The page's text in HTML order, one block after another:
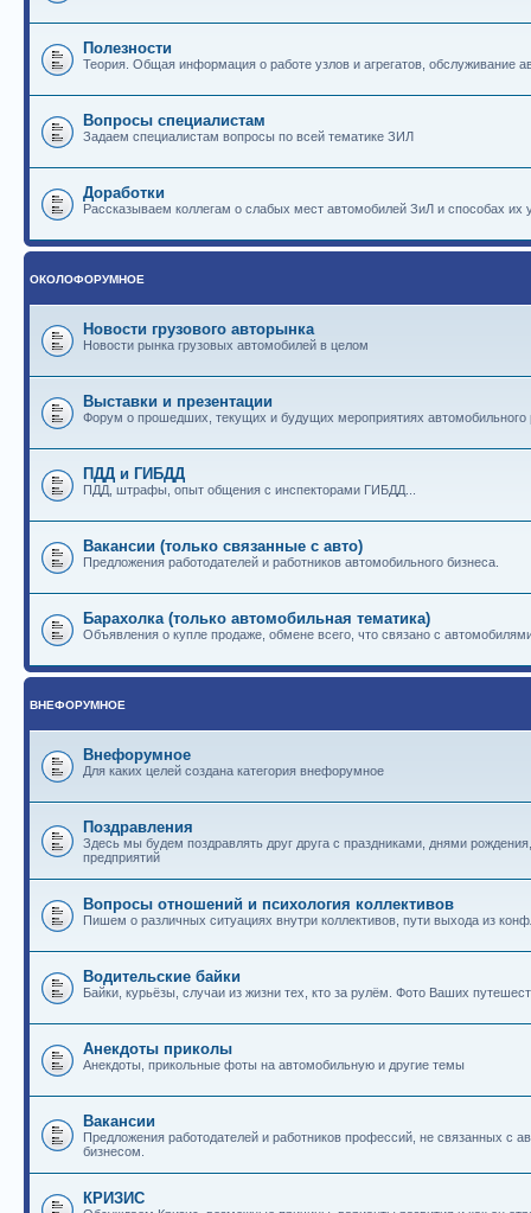
Полезности
Теория. Общая информация о работе узлов и агрегатов, обслуживание
Вопросы специалистам
Задаем специалистам вопросы по всей тематике ЗИЛ
Доработки
Рассказываем коллегам о слабых мест автомобилей ЗиЛ и способах их
ОКОЛОФОРУМНОЕ
Новости грузового авторынка
Новости рынка грузовых автомобилей в целом
Выставки и презентации
Форум о прошедших, текущих и будущих мероприятиях автомобильного
ПДД и ГИБДД
ПДД, штрафы, опыт общения с инспекторами ГИБДД...
Вакансии (только связанные с авто)
Предложения работодателей и работников автомобильного бизнеса.
Барахолка (только автомобильная тематика)
Объявления о купле продаже, обмене всего, что связано с
ВНЕФОРУМНОЕ
Внефорумное
Для каких целей создана категория внефорумное
Поздравления
Здесь мы будем поздравлять друг друга с праздниками, днями
предприятий
Вопросы отношений и психология коллективов
Пишем о различных ситуациях внутри коллективов, пути выхода из
Водительские байки
Байки, курьёзы, случаи из жизни тех, кто за рулём. Фото Ваших
Анекдоты приколы
Анекдоты, прикольные фоты на автомобильную и другие темы
Вакансии
Предложения работодателей и работников профессий, не связанных с
бизнесом.
КРИЗИС